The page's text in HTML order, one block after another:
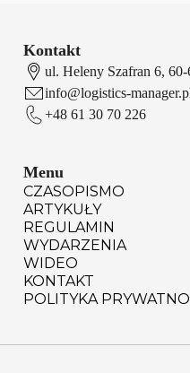
Kontakt
ul. Heleny Szafran 6, 60-
info@logistics-
+48 61 30 70 226
Menu
CZASOPISMO
ARTYKUŁY
REGULAMIN
WYDARZENIA
WIDEO
KONTAKT
POLITYKA